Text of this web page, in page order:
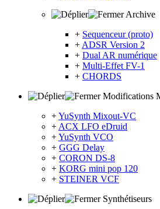
Archive
+ Sequenceur (proto)
+ ADSR Version 2
+ Dual AR numérique
+ Multi-Effet FV-1
+ CHORDS
Modifications
+YuSynth Mixout-VC
+ ACX LFO eDruid
+YuSynth VCO
+ GGG Delay
+ CORON DS-8
+ KORG mini pop 120
+ STEINER VCF
Synthétiseurs